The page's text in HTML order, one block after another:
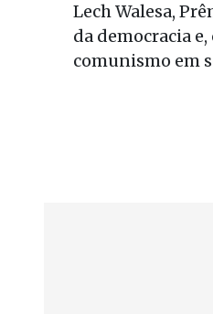
Lech Walesa,
da democracia
comunismo em